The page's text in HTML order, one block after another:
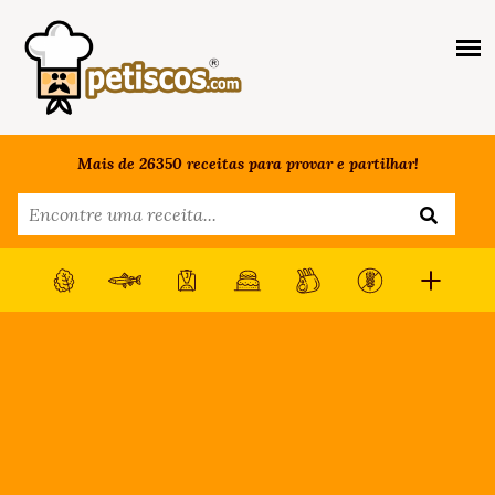
Mais de 26350 receitas para provar e partilhar!